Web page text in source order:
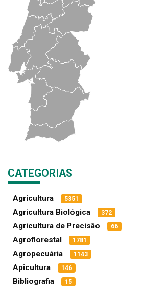
CATEGORIAS
Agricultura 5351
Agricultura Biológica 372
Agricultura de Precisão 66
Agroflorestal 1781
Agropecuária 1143
Apicultura 146
Bibliografia 15